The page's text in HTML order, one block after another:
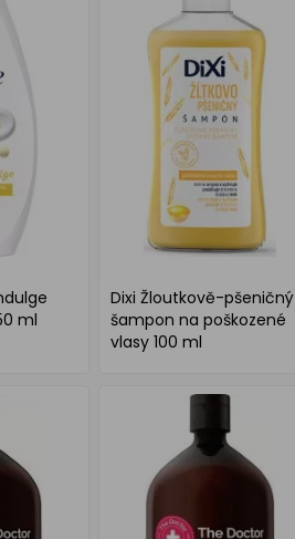
ml
Dixi Žloutkově-pšeničný
šampon na poškozené
vlasy 100 ml